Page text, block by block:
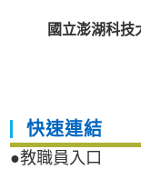
國立澎湖科技
快速連結
●教職員入口